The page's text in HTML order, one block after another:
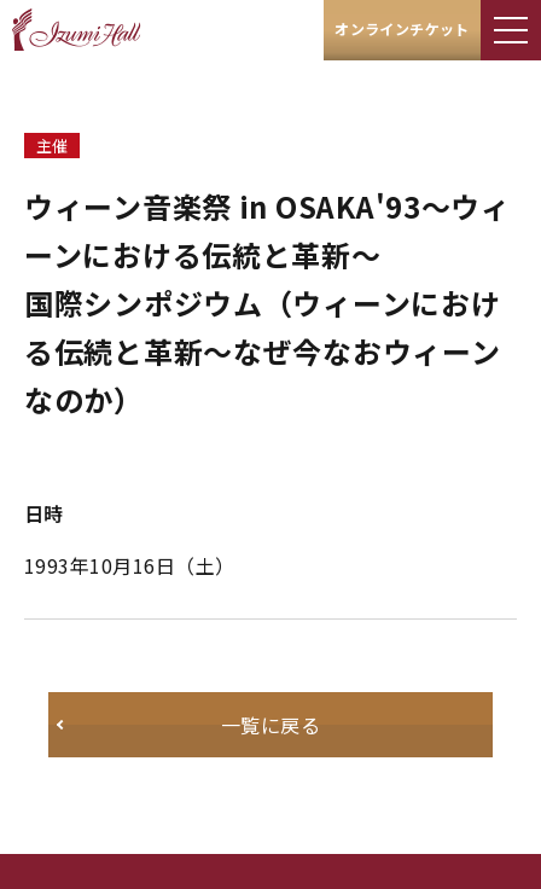
オンラインチケット
主催
ウィーン音楽祭 in OSAKA'93～ウィ
ーンにおける伝統と革新～
国際シンポジウム（ウィーンにおけ
る伝続と革新～なぜ今なおウィーン
なのか）
日時
1993年10月16日（土）
一覧に戻る